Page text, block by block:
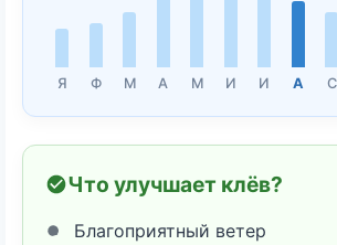
Я Ф М А М И И А С
Что улучшает клёв?
Благоприятный ветер